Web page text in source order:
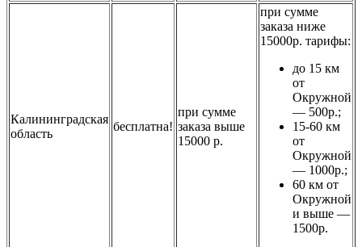
Калининградская
область
бесплатна!
при сумме
заказа выше
15000 р.
при сумме
заказа ниже
15000р. тарифы:
до 15 км
от
Окружной
— 500р.;
15-60 км
от
Окружной
— 1000р.;
60 км от
Окружной
и выше —
1500р.